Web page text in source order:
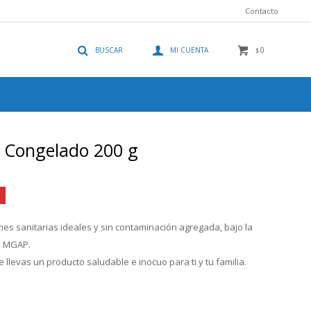
$0
Contacto
200 g
sanitarias ideales y sin contaminación agregada, bajo la
llevas un producto saludable e inocuo para ti y tu familia.